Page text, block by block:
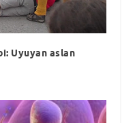
Uyuyan aslan